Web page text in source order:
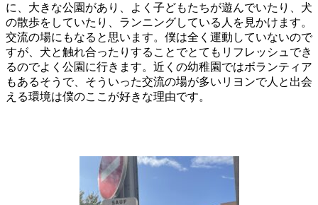
に、大きな公園があり、よく子どもたちが遊んでいたり、犬
の散歩をしていたり、ランニングしている人を見かけます。
交流の場にもなると思います。僕は全く運動していないので
すが、犬と触れ合ったりすることでとてもリフレッシュでき
るのでよく公園に行きます。近くの幼稚園ではボランティア
もあるそうで、そういった交流の場が多いリヨンで人と出会
える環境は僕のここが好きな理由です。